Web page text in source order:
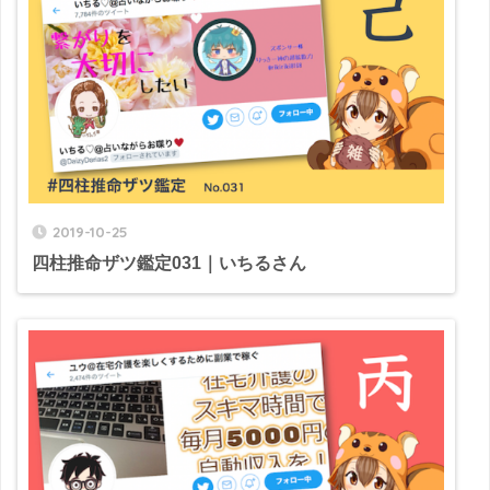
2019-10-25
四柱推命ザツ鑑定031｜いちるさん